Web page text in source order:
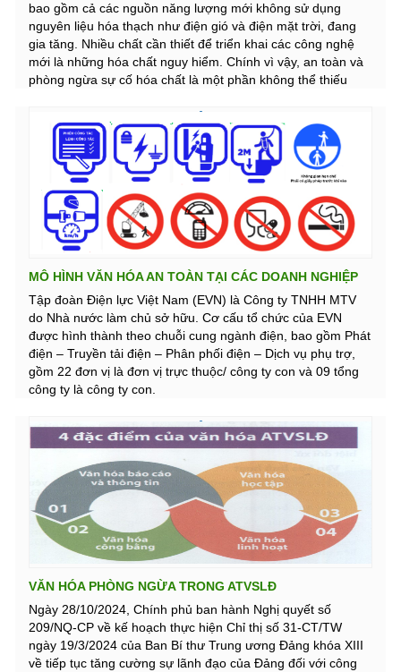
bao gồm cả các nguồn năng lượng mới không sử dụng
nguyên liệu hóa thạch như điện gió và điện mặt trời, đang
gia tăng. Nhiều chất cần thiết để triển khai các công nghệ
mới là những hóa chất nguy hiểm. Chính vì vậy, an toàn và
phòng ngừa sự cố hóa chất là một phần không thể thiếu
trường đang nổi lên. Để phát triển bền vững doanh nghiệp
cần phải quản lý rủi ro sự cố hóa chất tại doanh nghiệp.
MÔ HÌNH VĂN HÓA AN TOÀN TẠI CÁC DOANH NGHIỆP
THUỘC TẬP ĐOÀN EVN
Tập đoàn Điện lực Việt Nam (EVN) là Công ty TNHH MTV
do Nhà nước làm chủ sở hữu. Cơ cấu tổ chức của EVN
được hình thành theo chuỗi cung ngành điện, bao gồm Phát
điện – Truyền tải điện – Phân phối điện – Dịch vụ phụ trợ,
gồm 22 đơn vị là đơn vị trực thuộc/ công ty con và 09 tổng
công ty là công ty con.
VĂN HÓA PHÒNG NGỪA TRONG ATVSLĐ
Ngày 28/10/2024, Chính phủ ban hành Nghị quyết số
209/NQ-CP về kế hoạch thực hiện Chỉ thị số 31-CT/TW
ngày 19/3/2024 của Ban Bí thư Trung ương Đảng khóa XIII
về tiếp tục tăng cường sự lãnh đạo của Đảng đối với công